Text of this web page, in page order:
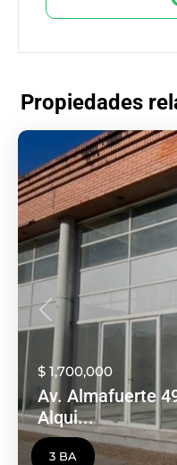
Propiedades
Anterior
$ 1,700,000
Av. Almafuerte
Alqui...
3 BA